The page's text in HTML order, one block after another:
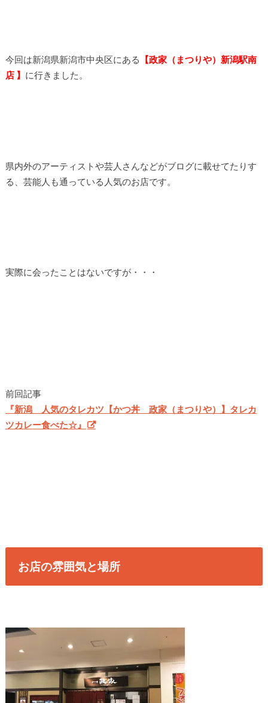
今回は新潟県新潟市中央区にある
【政家（まつりや）新潟駅南
店 】 に行きました。
県内外のアーティストや芸人さんなどがブログに載せてたりす
る、芸能人も通っている人気のお店です。
実際に会ったことはないですが・・・
前回記事
『新潟 人気のタレカツ【かつ丼 政家（まつりや）】タレカ
ツカレー食べた☆』
お店の雰囲気と場所